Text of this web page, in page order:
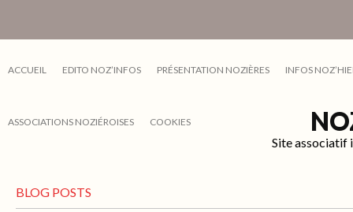
ACCUEIL EDITO NOZ’INFOS PRÉSENTATION NOZIÈRES INFOS
ASSOCIATIONS NOZIÉROISES COOKIES
Site associatif
BLOG POSTS